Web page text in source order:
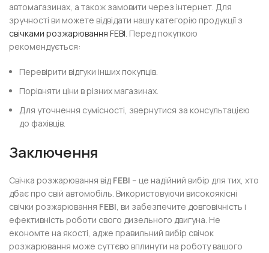
автомагазинах, а також замовити через інтернет. Для
зручності ви можете відвідати нашу категорію продукції з
свічками розжарювання FEBI. Перед покупкою
рекомендується:
Перевірити відгуки інших покупців.
Порівняти ціни в різних магазинах.
Для уточнення сумісності, звернутися за консультацією
до фахівців.
Заключення
Свічка розжарювання від FEBI – це надійний вибір для тих, хто
дбає про свій автомобіль. Використовуючи високоякісні
свічки розжарювання FEBI, ви забезпечите довговічність і
ефективність роботи свого дизельного двигуна. Не
економте на якості, адже правильний вибір свічок
розжарювання може суттєво вплинути на роботу вашого